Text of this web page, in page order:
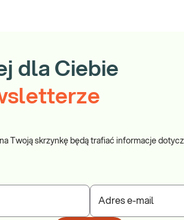
dla Ciebie
Twoją skrzynkę będą trafiać informacje
Adres e-mail